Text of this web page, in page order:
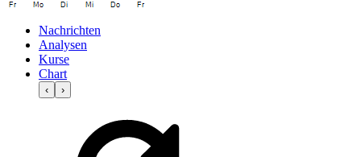
Nachrichten
Analysen
Kurse
Chart
‹ ›